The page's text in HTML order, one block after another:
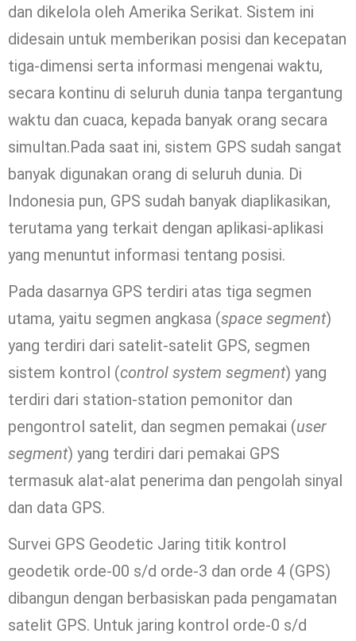
dan dikelola oleh Amerika Serikat. Sistem ini
didesain untuk memberikan posisi dan kecepatan
tiga-dimensi serta informasi mengenai waktu,
secara kontinu di seluruh dunia tanpa tergantung
waktu dan cuaca, kepada banyak orang secara
simultan.Pada saat ini, sistem GPS sudah sangat
banyak digunakan orang di seluruh dunia. Di
Indonesia pun, GPS sudah banyak diaplikasikan,
terutama yang terkait dengan aplikasi-aplikasi
yang menuntut informasi tentang posisi.
Pada dasarnya GPS terdiri atas tiga segmen
utama, yaitu segmen angkasa (space segment)
yang terdiri dari satelit-satelit GPS, segmen
sistem kontrol (control system segment) yang
terdiri dari station-station pemonitor dan
pengontrol satelit, dan segmen pemakai (user
segment) yang terdiri dari pemakai GPS
termasuk alat-alat penerima dan pengolah sinyal
dan data GPS.
Survei GPS Geodetic Jaring titik kontrol
geodetik orde-00 s/d orde-3 dan orde 4 (GPS)
dibangun dengan berbasiskan pada pengamatan
satelit GPS. Untuk jaring kontrol orde-0 s/d